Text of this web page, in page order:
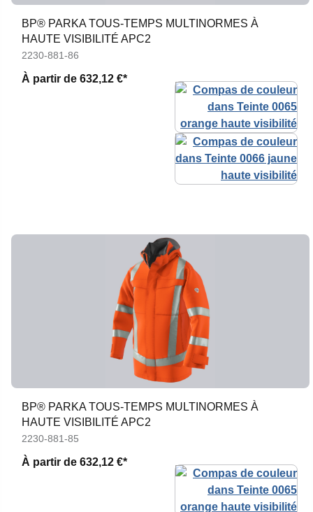
BP® PARKA TOUS-TEMPS MULTINORMES À
HAUTE VISIBILITÉ APC2
2230-881-86
À partir de 632,12 €*
BP® PARKA TOUS-TEMPS MULTINORMES À
HAUTE VISIBILITÉ APC2
2230-881-85
À partir de 632,12 €*